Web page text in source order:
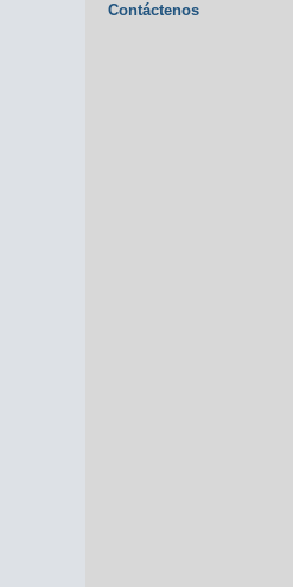
Contáctenos